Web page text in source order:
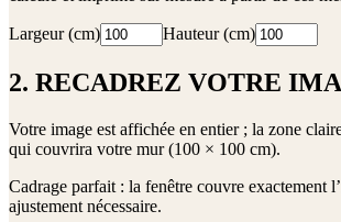
Largeur (cm) Hauteur (cm)
2. RECADREZ VOTRE
Votre image est affichée en entier ; la zone
qui couvrira votre mur (100 × 100 cm).
Cadrage parfait : la fenêtre couvre exactement
ajustement nécessaire.